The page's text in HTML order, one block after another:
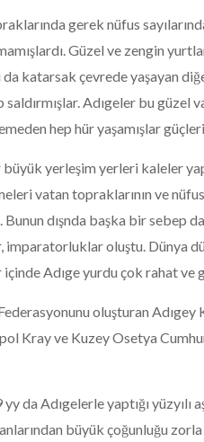
gerek nüfus
Güzel ve zengin
katarsak çevrede yaşayan
Adıgeler bu güzel
hep hür yaşamışlar
yerleşim yerleri kaleler
vatan topraklarının ve
dışnda başka bir sebep
imparatorluklar oluştu. Dünya
Adıge yurdu çok rahat
oluşturan
Kray ve Kuzey Osetya
yy da Adıgelerle yaptığı
büyük çoğunluğu